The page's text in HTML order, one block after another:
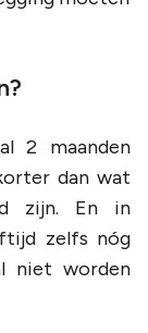
2 maanden
dan wat
zijn. En in
zelfs nóg
niet worden